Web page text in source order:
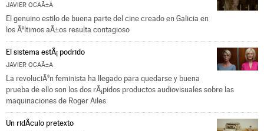
JAVIER OCAÃ±A
El genuino estilo de buena parte del cine creado en Galicia en
los Ãºltimos aÃ±os resulta contagioso
El sistema estÃ¡ podrido
JAVIER OCAÃ±A
La revoluciÃ³n feminista ha llegado para quedarse y buena
prueba de ello son los dos rÃ¡pidos productos audiovisuales sobre las
maquinaciones de Roger Ailes
Un ridÃ­culo pretexto